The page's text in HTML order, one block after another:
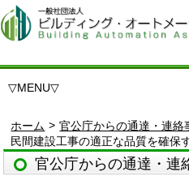
▽MENU▽
ホーム > 官公庁からの通達・連絡
民間建設工事の適正な品質を確保
官公庁からの通達・連